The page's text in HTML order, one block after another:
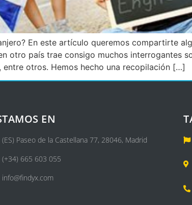
En este artículo queremos compartirte
otro país trae consigo muchos interrogantes
otros. Hemos hecho una recopilación […]
EN
(ES) Paseo de la Castellana 77, 28046, Madrid
(+34) 665 603 055
info@findyx.com